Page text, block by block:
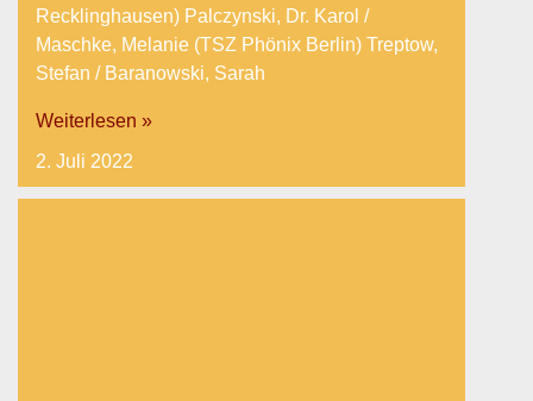
Recklinghausen) Palczynski, Dr. Karol /
Maschke, Melanie (TSZ Phönix Berlin) Treptow,
Stefan / Baranowski, Sarah
Weiterlesen »
2. Juli 2022